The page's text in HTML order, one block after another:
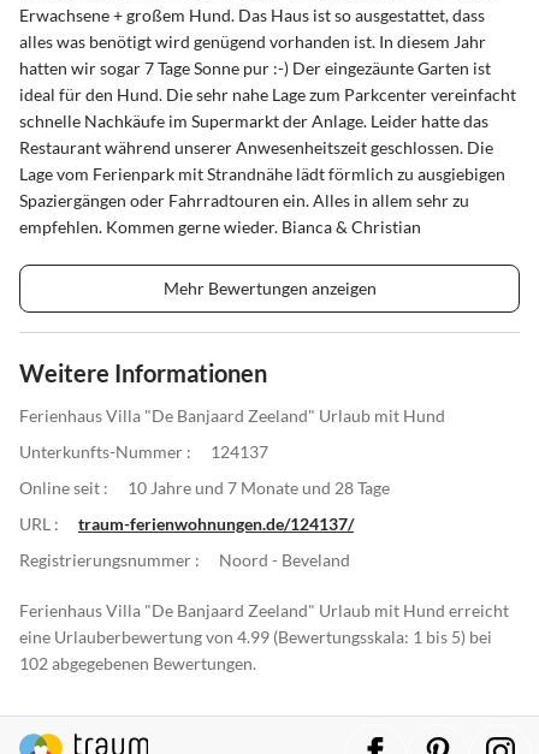
Erwachsene + großem Hund. Das Haus ist so ausgestattet, dass
alles was benötigt wird genügend vorhanden ist. In diesem Jahr
hatten wir sogar 7 Tage Sonne pur :-) Der eingezäunte Garten ist
ideal für den Hund. Die sehr nahe Lage zum Parkcenter vereinfacht
schnelle Nachkäufe im Supermarkt der Anlage. Leider hatte das
Restaurant während unserer Anwesenheitszeit geschlossen. Die
Lage vom Ferienpark mit Strandnähe lädt förmlich zu ausgiebigen
Spaziergängen oder Fahrradtouren ein. Alles in allem sehr zu
empfehlen. Kommen gerne wieder. Bianca & Christian
Mehr Bewertungen anzeigen
Weitere Informationen
Ferienhaus Villa "De Banjaard Zeeland" Urlaub mit Hund
Unterkunfts-Nummer :
124137
Online seit :
10 Jahre und 7 Monate und 28 Tage
URL :
traum-ferienwohnungen.de/124137/
Registrierungsnummer :
Noord - Beveland
Ferienhaus Villa "De Banjaard Zeeland" Urlaub mit Hund erreicht
eine Urlauberbewertung von 4.99 (Bewertungsskala: 1 bis 5) bei
102 abgegebenen Bewertungen.